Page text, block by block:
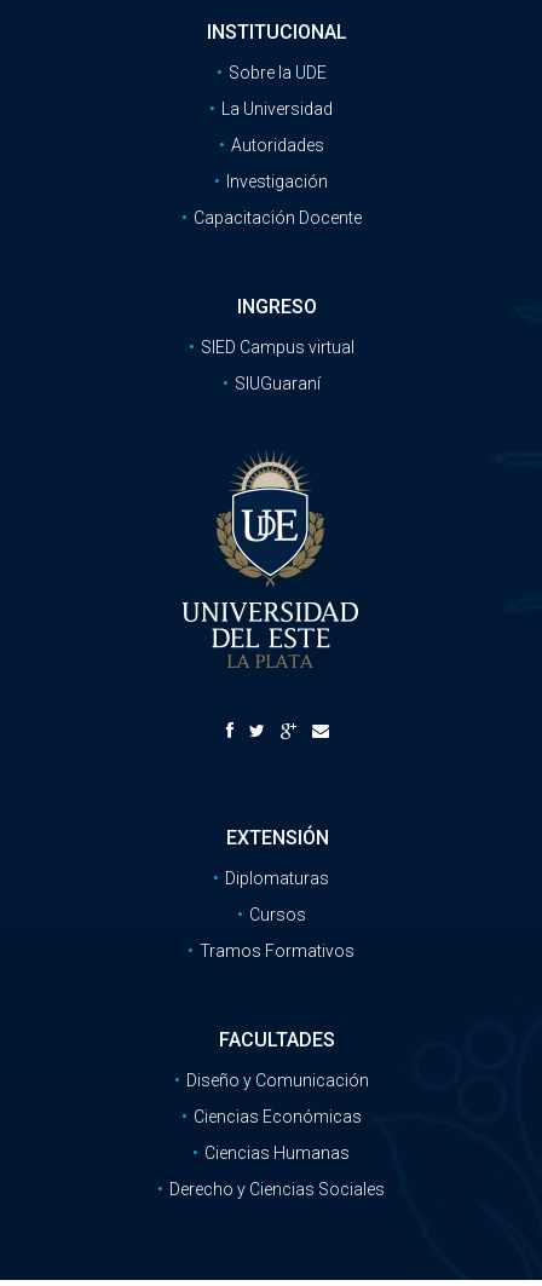
INSTITUCIONAL
Sobre la UDE
La Universidad
Autoridades
Investigación
Capacitación Docente
INGRESO
SIED Campus virtual
SIUGuaraní
EXTENSIÓN
Diplomaturas
Cursos
Tramos Formativos
FACULTADES
Diseño y Comunicación
Ciencias Económicas
Ciencias Humanas
Derecho y Ciencias Sociales